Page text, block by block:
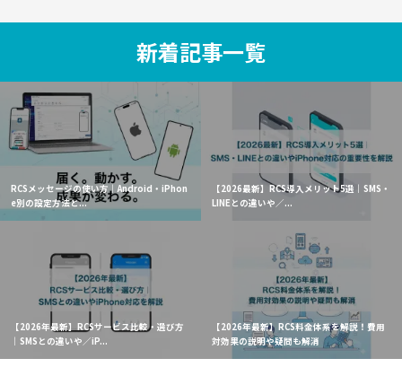
新着記事一覧
RCSメッセージの使い方｜Android・iPhon
e別の設定方法と...
【2026最新】RCS導入メリット5選｜SMS・
LINEとの違いや／...
【2026年最新】RCSサービス比較・選び方
｜SMSとの違いや／iP...
【2026年最新】RCS料金体系を解説！費用
対効果の説明や疑問も解消